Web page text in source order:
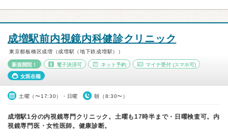
成増駅前内視鏡内科健診クリニック
東京都板橋区成増（成増駅（地下鉄成増駅））
新規開院！ 電子決済可 ネット予約 マイナ受付 (スマホ可)
女医在籍
土曜（〜17:30）・日曜 朝（8:30〜）
成増駅1分の内視鏡専門クリニック。土曜も17時半まで・日曜検査可。内
視鏡専門医・女性医師。健康診断。